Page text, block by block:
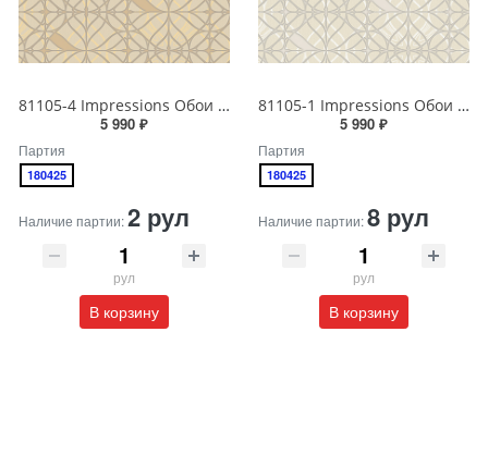
81105-4 Impressions Обои виниловые на бумажной основе 1.06*15.5
5 990 ₽
Партия
180425
Наличие партии:2 рул
рул
В корзину
81105-1 Impressions Обои виниловые на бумажной основе 1.06*15.5
5 990 ₽
Партия
180425
Наличие партии:8 рул
рул
В корзину